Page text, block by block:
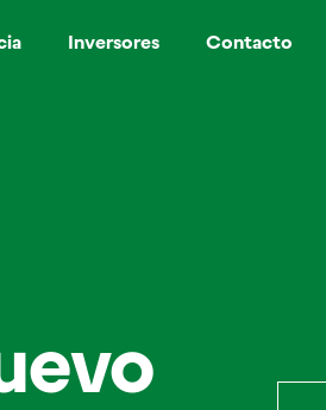
Inversores Contacto